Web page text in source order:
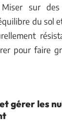
sur
du sol
pour faire
gérer les